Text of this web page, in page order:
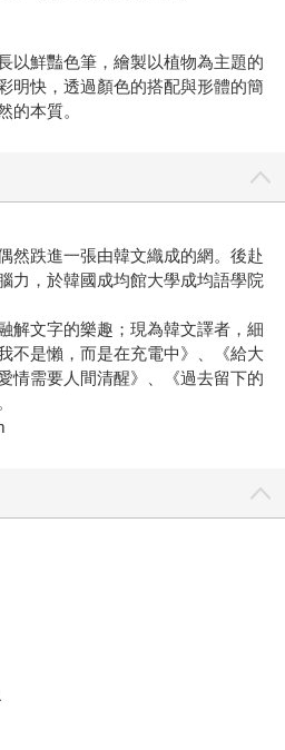
以鮮豔色筆，繪製以植物為主題的
明快，透過顏色的搭配與形體的簡
的本質。
然跌進一張由韓文織成的網。後赴
力，於韓國成均館大學成均語學院
解文字的樂趣；現為韓文譯者，細
不是懶，而是在充電中》、《給大
情需要人間清醒》、《過去留下的